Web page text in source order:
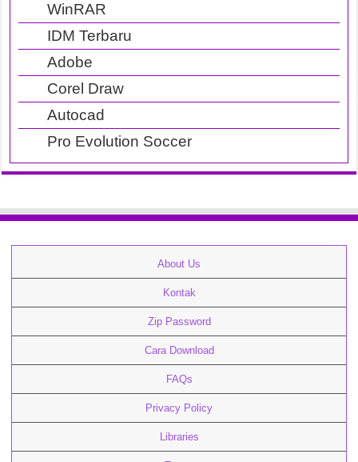
WinRAR
IDM Terbaru
Adobe
Corel Draw
Autocad
Pro Evolution Soccer
About Us
Kontak
Zip Password
Cara Download
FAQs
Privacy Policy
Libraries